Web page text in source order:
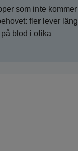
som inte kommer
fler lever
blod i olika